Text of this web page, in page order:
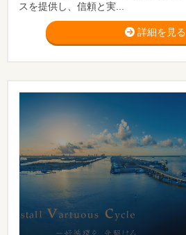
スを提供し、信頼と実...
詳細を見る